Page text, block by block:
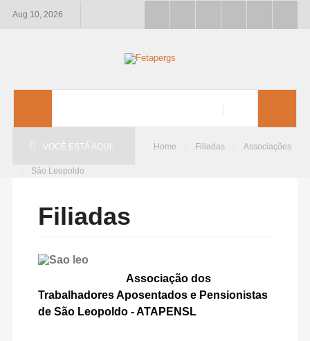
Aug 10, 2026
VOCÊ ESTÁ AQUI: Home Filiadas Associações
São Leopoldo
Filiadas
Associação dos
Trabalhadores Aposentados e Pensionistas
de São Leopoldo - ATAPENSL